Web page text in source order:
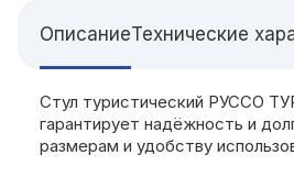
ОписаниеТехнические
Стул туристический РУССО
гарантирует надёжность и
размерам и удобству